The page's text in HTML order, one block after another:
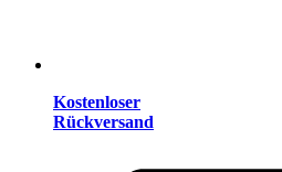
Kostenloser
Rückversand